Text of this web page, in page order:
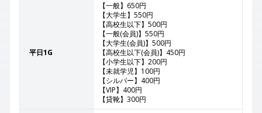
平日1G
【一般】650円
【大学生】550円
【高校生以下】500円
【一般(会員)】550円
【大学生(会員)】500円
【高校生以下(会員)】450円
【小学生以下】200円
【未就学児】100円
【シルバー】400円
【VIP】400円
【貸靴】300円